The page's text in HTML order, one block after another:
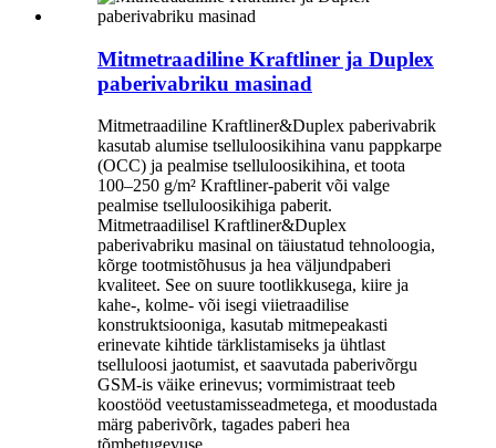
Mitmetraadiline Kraftliner ja Duplex
paberivabriku masinad
Mitmetraadiline Kraftliner&Duplex paberivabrik
kasutab alumise tselluloosikihina vanu pappkarpe
(OCC) ja pealmise tselluloosikihina, et toota
100–250 g/m² Kraftliner-paberit või valge
pealmise tselluloosikihiga paberit.
Mitmetraadilisel Kraftliner&Duplex
paberivabriku masinal on täiustatud tehnoloogia,
kõrge tootmistõhusus ja hea väljundpaberi
kvaliteet. See on suure tootlikkusega, kiire ja
kahe-, kolme- või isegi viietraadilise
konstruktsiooniga, kasutab mitmepeakasti
erinevate kihtide tärklistamiseks ja ühtlast
tselluloosi jaotumist, et saavutada paberivõrgu
GSM-is väike erinevus; vormimistraat teeb
koostööd veetustamisseadmetega, et moodustada
märg paberivõrk, tagades paberi hea